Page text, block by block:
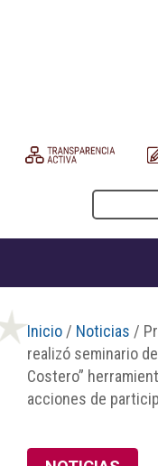
Inicio / Noticias /
realizó seminario
Costero”
acciones de